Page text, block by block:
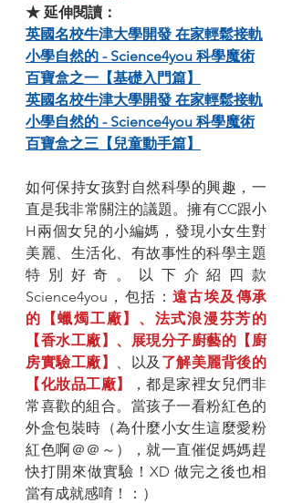
★ 延伸閱讀：
英國名校牛津大學開發 在家輕鬆接軌
小學自然的 - Science4you 科學魔術
百寶盒之一【基礎入門篇】
英國名校牛津大學開發 在家輕鬆接軌
小學自然的 - Science4you 科學魔術
百寶盒之三【兒童動手篇】
如何保持女孩對自然科學的興趣，一
直是我非常關注的議題。擁有CC跟小
H兩個女兒的小編媽，發現小女生對
美麗、生活化、有故事性的科學主題
特別好奇。以下介紹四款
Science4you，包括： 遠古埃及傳承
的【蠟燭工廠】、法式浪漫芬芳的
【香水工廠】、展現分子廚藝的【廚
房實驗工廠】 、以及 了解美麗背後的
【化妝品工廠】
，都是家裡女兒們非
常喜歡的組合。當孩子一看粉紅色的
外盒包裝時（為什麼小女生這麼愛粉
紅色啊＠＠～），就一直催促媽媽趕
快打開來做實驗！XD 做完之後也相
當有成就感唷！：）